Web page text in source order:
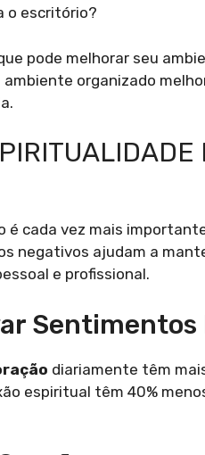
o escritório?
pode melhorar seu
organizado
é cada vez mais
negativos ajudam a
e profissional.
Sentimentos
diariamente têm
espiritual têm 40%